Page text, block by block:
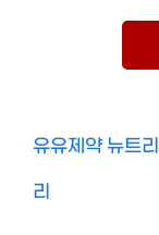
유유제약 뉴트
리